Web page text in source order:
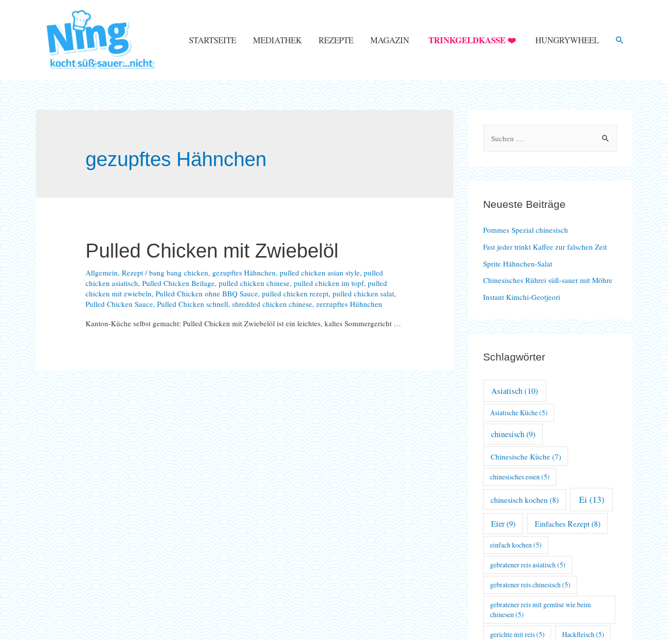
STARTSEITE MEDIATHEK REZEPTE MAGAZIN TRINKGELDKASSE ❤️ HUNGRYWHEEL SUCHE
gezupftes Hähnchen
Pulled Chicken mit Zwiebelöl
Allgemein,Rezept /bang bang chicken, gezupftes Hähnchen,pulled chicken asian style,pulled
chicken asiatisch,Pulled Chicken Beilage,pulled chicken chinese,pulled chicken im topf,pulled
chicken mit zwiebeln,Pulled Chicken ohne BBQ Sauce,pulled chicken rezept,pulled chicken salat,
Pulled Chicken Sauce,Pulled Chicken schnell,shredded chicken chinese,zerzupftes Hühnchen
Kanton-Küche selbst gemacht: Pulled Chicken mit Zwiebelöl ist ein leichtes, kaltes Sommergericht …
n
c
h
:
Neueste Beiträge
Pommes Spezial chinesisch
Fast jeder trinkt Kaffee zur falschen Zeit
Sprite Hähnchen-Salat
Chinesisches Rührei süß-sauer mit Möhre
Instant Kimchi-Geotjeori
Schlagwörter
Asiatisch(10)
Asiatische Küche(5)
chinesisch(9)
Chinesische Küche(7)
chinesisches essen(5)
chinesisch kochen (8) Ei(13)
Eier(9) Einfaches Rezept(8)
einfach kochen(5)
gebratener reis asiatisch(5)
gebratener reis chinesisch(5)
gebratener reis mit gemüse wie beim
chinesen(5)
gerichte mit reis(5) Hackfleisch (5)